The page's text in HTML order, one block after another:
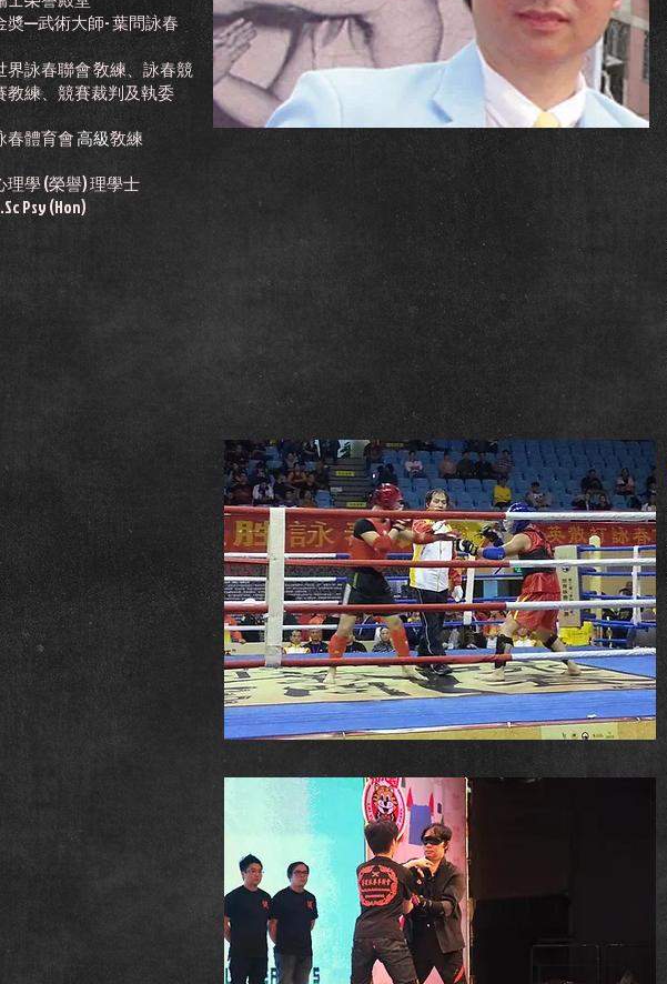
奬—武術大師- 葉問詠春
界詠春聯會 敎練、詠春競
教練、競賽裁判及執委
春體育會高級敎練
理學 (榮譽) 理學士
Psy (Hon)